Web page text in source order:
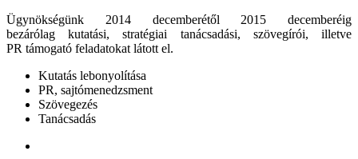
Ügynökségünk 2014 decemberétől 2015 decemberéig
bezárólag kutatási, stratégiai tanácsadási, szövegírói, illetve
PR támogató feladatokat látott el.
Kutatás lebonyolítása
PR, sajtómenedzsment
Szövegezés
Tanácsadás